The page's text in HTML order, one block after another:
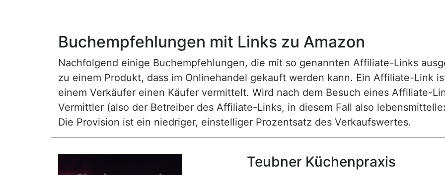
Buchempfehlungen mit Links zu Amazon
Nachfolgend einige Buchempfehlungen, die mit so genannten Affiliate-Links
zu einem Produkt, dass im Onlinehandel gekauft werden kann. Ein Affiliate-Link
einem Verkäufer einen Käufer vermittelt. Wird nach dem Besuch eines Affiliate-
Vermittler (also der Betreiber des Affiliate-Links, in diesem Fall also
Die Provision ist ein niedriger, einstelliger Prozentsatz des Verkaufswertes.
Teubner Küchenpraxis